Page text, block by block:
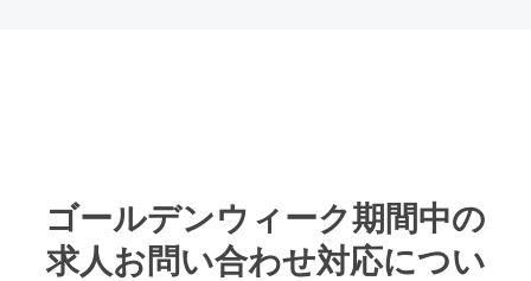
ゴールデンウィーク期間中の
求人お問い合わせ対応につい